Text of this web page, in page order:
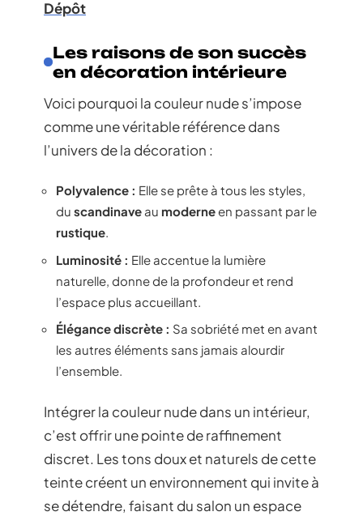
Dépôt
Les raisons de son succès
en décoration intérieure
Voici pourquoi la couleur nude s’impose
comme une véritable référence dans
l’univers de la décoration :
Polyvalence : Elle se prête à tous les styles,
du scandinave au moderneen passant par le
rustique.
Luminosité : Elle accentue la lumière
naturelle, donne de la profondeur et rend
l’espace plus accueillant.
Élégance discrète : Sa sobriété met en avant
les autres éléments sans jamais alourdir
l’ensemble.
Intégrer la couleur nude dans un intérieur,
c’est offrir une pointe de raffinement
discret. Les tons doux et naturels de cette
teinte créent un environnement qui invite à
se détendre, faisant du salon un espace